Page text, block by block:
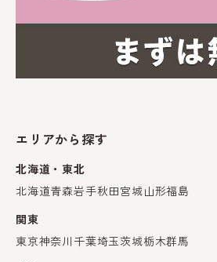
エリアから探す
北海道・東北
北海道青森岩手秋田宮城山形福島
関東
東京神奈川 千葉埼玉茨城栃木群馬